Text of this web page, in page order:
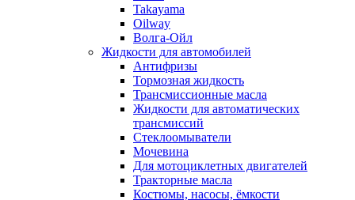
Takayama
Oilway
Волга-Ойл
Жидкости для автомобилей
Антифризы
Тормозная жидкость
Трансмиссионные масла
Жидкости для автоматических
трансмиссий
Стеклоомыватели
Мочевина
Для мотоциклетных двигателей
Тракторные масла
Костюмы, насосы, ёмкости